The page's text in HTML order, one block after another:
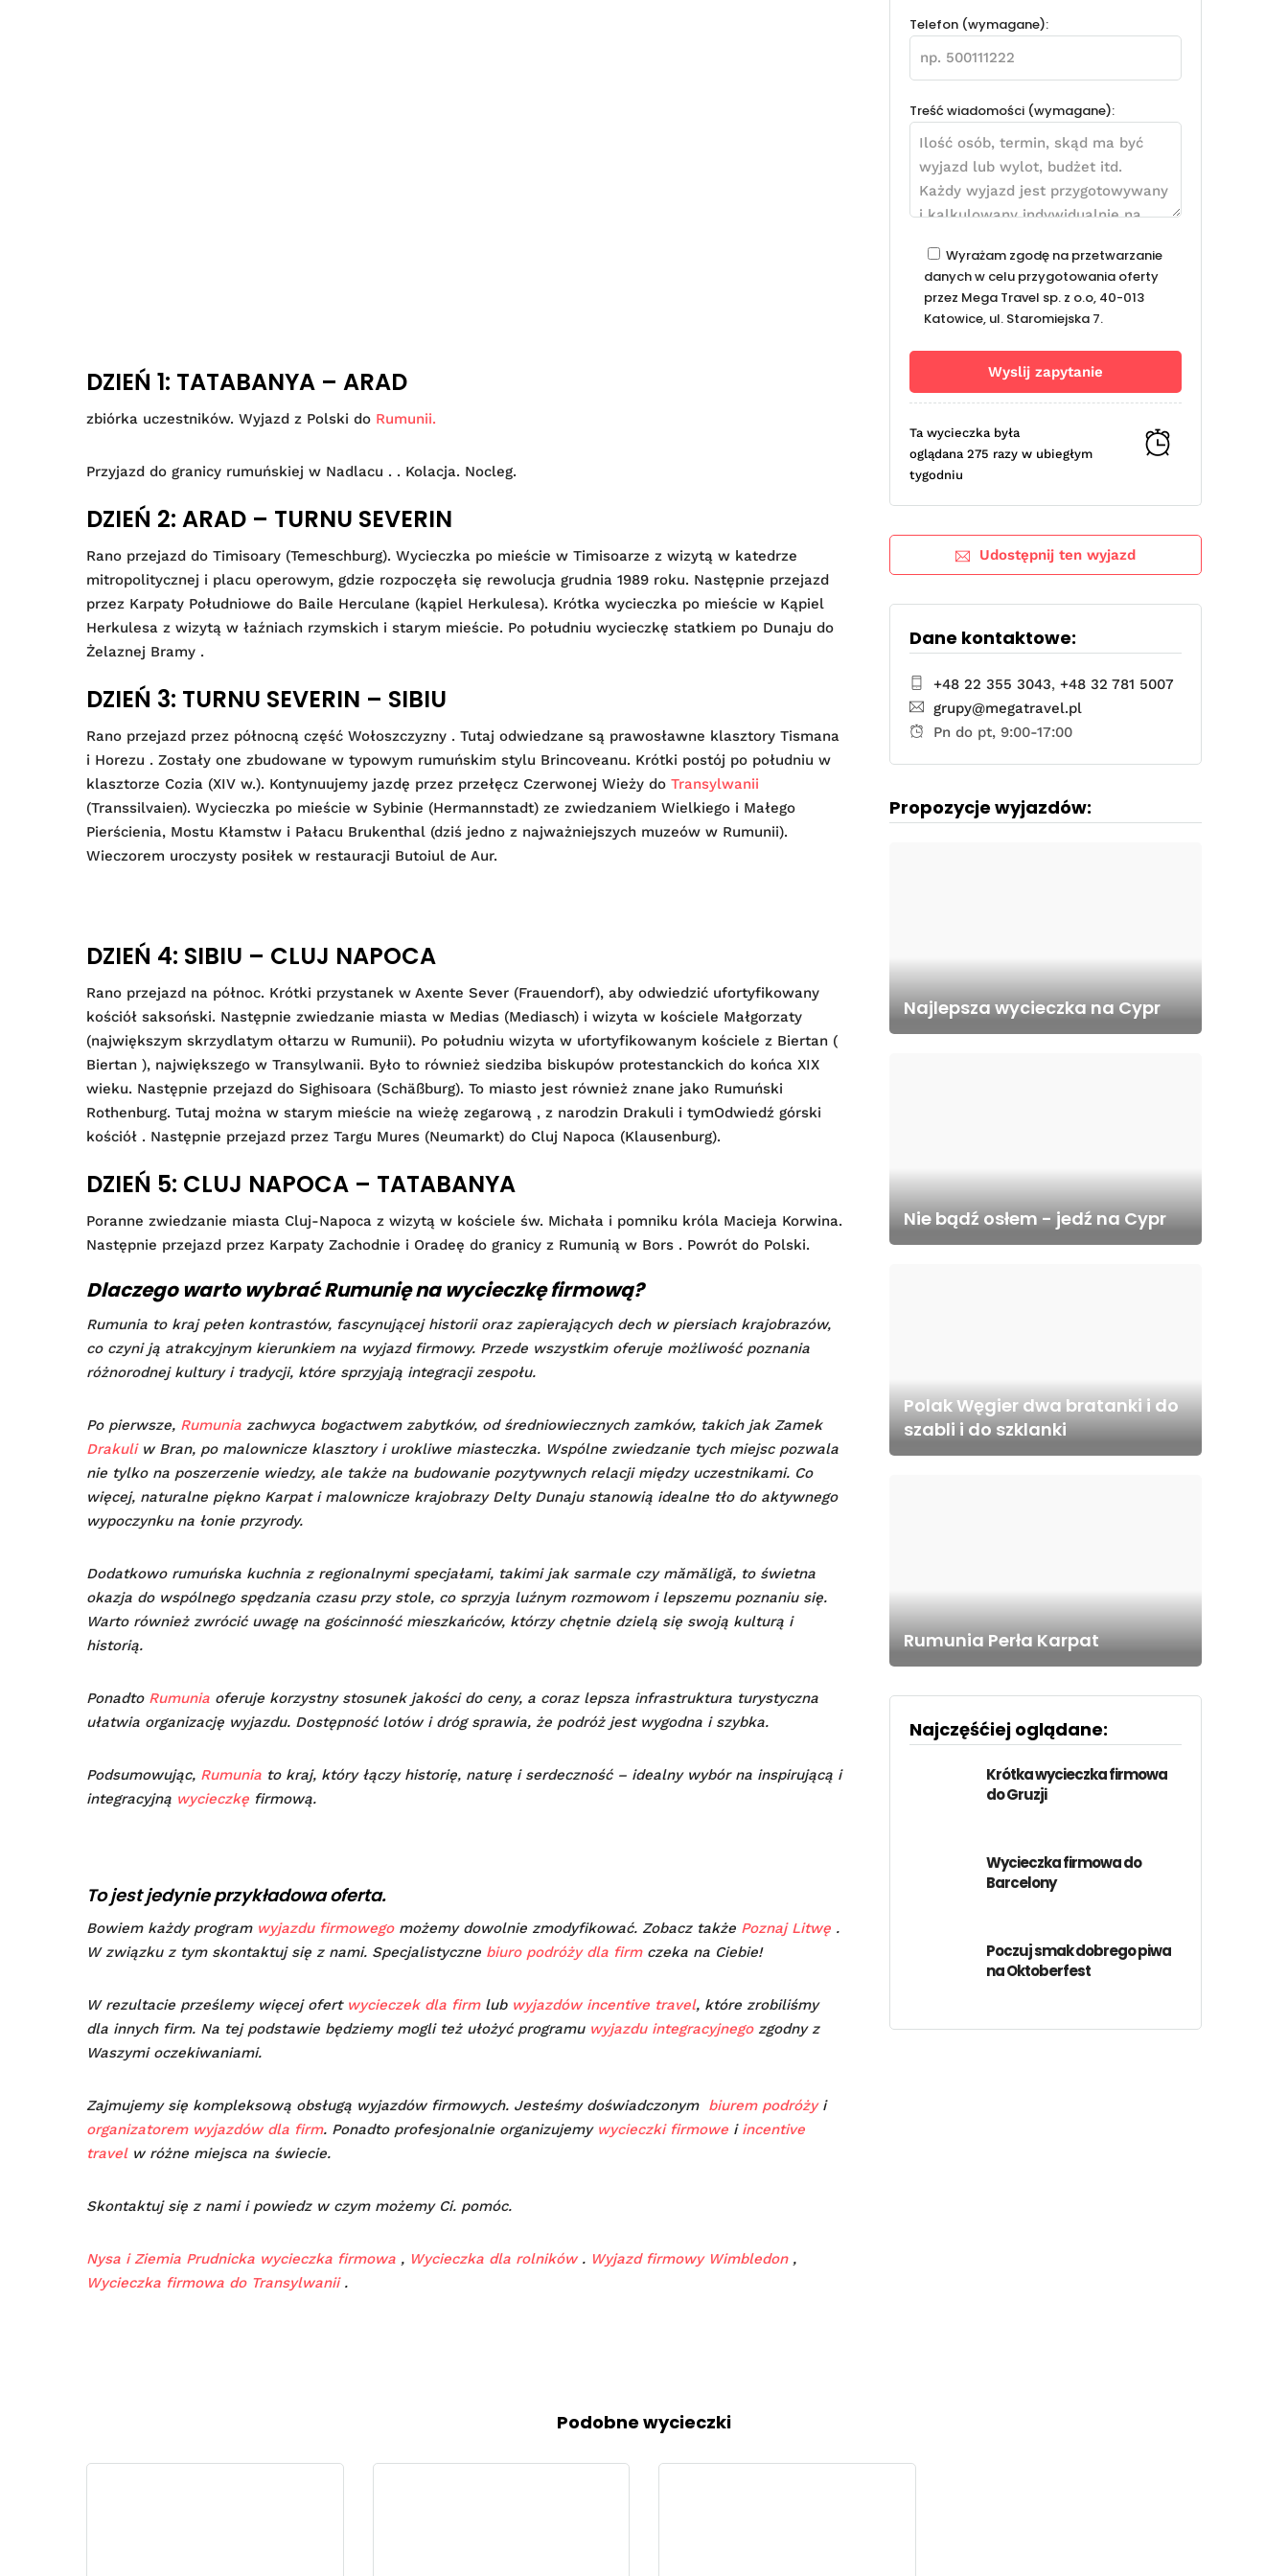
DZIEŃ 1: TATABANYA – ARAD
zbiórka uczestników. Wyjazd z Polski do Rumunii.
Przyjazd do granicy rumuńskiej w Nadlacu . . Kolacja. Nocleg.
DZIEŃ 2: ARAD – TURNU SEVERIN
Rano przejazd do Timisoary (Temeschburg). Wycieczka po mieście w Timisoarze z wizytą w katedrze
mitropolitycznej i placu operowym, gdzie rozpoczęła się rewolucja grudnia 1989 roku. Następnie przejazd
przez Karpaty Południowe do Baile Herculane (kąpiel Herkulesa). Krótka wycieczka po mieście w Kąpiel
Herkulesa z wizytą w łaźniach rzymskich i starym mieście. Po południu wycieczkę statkiem po Dunaju do
Żelaznej Bramy .
DZIEŃ 3: TURNU SEVERIN – SIBIU
Rano przejazd przez północną część Wołoszczyzny . Tutaj odwiedzane są prawosławne klasztory Tismana
i Horezu . Zostały one zbudowane w typowym rumuńskim stylu Brincoveanu. Krótki postój po południu w
klasztorze Cozia (XIV w.). Kontynuujemy jazdę przez przełęcz Czerwonej Wieży do Transylwanii
(Transsilvaien). Wycieczka po mieście w Sybinie (Hermannstadt) ze zwiedzaniem Wielkiego i Małego
Pierścienia, Mostu Kłamstw i Pałacu Brukenthal (dziś jedno z najważniejszych muzeów w Rumunii).
Wieczorem uroczysty posiłek w restauracji Butoiul de Aur.
DZIEŃ 4: SIBIU – CLUJ NAPOCA
Rano przejazd na północ. Krótki przystanek w Axente Sever (Frauendorf), aby odwiedzić ufortyfikowany
kościół saksoński. Następnie zwiedzanie miasta w Medias (Mediasch) i wizyta w kościele Małgorzaty
(największym skrzydlatym ołtarzu w Rumunii). Po południu wizyta w ufortyfikowanym kościele z Biertan (
Biertan ), największego w Transylwanii. Było to również siedziba biskupów protestanckich do końca XIX
wieku. Następnie przejazd do Sighisoara (Schäßburg). To miasto jest również znane jako Rumuński
Rothenburg. Tutaj można w starym mieście na wieżę zegarową , z narodzin Drakuli i tymOdwiedź górski
kościół . Następnie przejazd przez Targu Mures (Neumarkt) do Cluj Napoca (Klausenburg).
DZIEŃ 5: CLUJ NAPOCA – TATABANYA
Poranne zwiedzanie miasta Cluj-Napoca z wizytą w kościele św. Michała i pomniku króla Macieja Korwina.
Następnie przejazd przez Karpaty Zachodnie i Oradeę do granicy z Rumunią w Bors . Powrót do Polski.
Dlaczego warto wybrać Rumunię na wycieczkę firmową?
Rumunia to kraj pełen kontrastów, fascynującej historii oraz zapierających dech w piersiach krajobrazów,
co czyni ją atrakcyjnym kierunkiem na wyjazd firmowy. Przede wszystkim oferuje możliwość poznania
różnorodnej kultury i tradycji, które sprzyjają integracji zespołu.
Po pierwsze, Rumunia zachwyca bogactwem zabytków, od średniowiecznych zamków, takich jak Zamek
Drakuliw Bran, po malownicze klasztory i urokliwe miasteczka. Wspólne zwiedzanie tych miejsc pozwala
nie tylko na poszerzenie wiedzy, ale także na budowanie pozytywnych relacji między uczestnikami. Co
więcej, naturalne piękno Karpat i malownicze krajobrazy Delty Dunaju stanowią idealne tło do aktywnego
wypoczynku na łonie przyrody.
Dodatkowo rumuńska kuchnia z regionalnymi specjałami, takimi jak sarmale czy mămăligă, to świetna
okazja do wspólnego spędzania czasu przy stole, co sprzyja luźnym rozmowom i lepszemu poznaniu się.
Warto również zwrócić uwagę na gościnność mieszkańców, którzy chętnie dzielą się swoją kulturą i
historią.
Ponadto Rumunia oferuje korzystny stosunek jakości do ceny, a coraz lepsza infrastruktura turystyczna
ułatwia organizację wyjazdu. Dostępność lotów i dróg sprawia, że podróż jest wygodna i szybka.
Podsumowując, Rumunia to kraj, który łączy historię, naturę i serdeczność – idealny wybór na inspirującą i
integracyjną wycieczkę firmową.
To jest jedynie przykładowa oferta.
Bowiem każdy program wyjazdu firmowegomożemy dowolnie zmodyfikować. Zobacz także Poznaj Litwę .
W związku z tym skontaktuj się z nami. Specjalistyczne biuro podróży dla firmczeka na Ciebie!
W rezultacie prześlemy więcej ofert wycieczek dla firmlub wyjazdów incentive travel, które zrobiliśmy
dla innych firm. Na tej podstawie będziemy mogli też ułożyć programu wyjazdu integracyjnegozgodny z
Waszymi oczekiwaniami.
Zajmujemy się kompleksową obsługą wyjazdów firmowych. Jesteśmy doświadczonym biurem podróżyi
organizatorem wyjazdów dla firm. Ponadto profesjonalnie organizujemy wycieczki firmowe i incentive
travelw różne miejsca na świecie.
Skontaktuj się z nami i powiedz w czym możemy Ci. pomóc.
Nysa i Ziemia Prudnicka wycieczka firmowa , Wycieczka dla rolników. Wyjazd firmowy Wimbledon,
Wycieczka firmowa do Transylwanii.
Telefon (wymagane):
Treść wiadomości (wymagane):
Wyrażam zgodę na przetwarzanie
danych w celu przygotowania oferty
przez Mega Travel sp. z o.o, 40-013
Katowice, ul. Staromiejska 7.
Ta wycieczka była
oglądana 275 razy w ubiegłym
tygodniu
Udostępnij ten wyjazd
Dane kontaktowe:
+48 22 355 3043,+48 32 781 5007
grupy@megatravel.pl
Pn do pt, 9:00-17:00
Propozycje wyjazdów:
Najlepsza wycieczka na Cypr
Nie bądź osłem - jedź na Cypr
Polak Węgier dwa bratanki i do
szabli i do szklanki
Rumunia Perła Karpat
Najczęśćiej oglądane:
Krótka wycieczka firmowa
do Gruzji
Wycieczka firmowa do
Barcelony
Poczuj smak dobrego piwa
na Oktoberfest
Podobne wycieczki